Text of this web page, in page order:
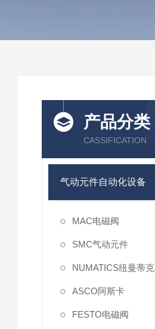
产品分类
CASSIFICATION
气动元件自动化设备
MAC电磁阀
SMC气动元件
NUMATICS纽曼蒂克
ASCO阿斯卡
FESTO电磁阀